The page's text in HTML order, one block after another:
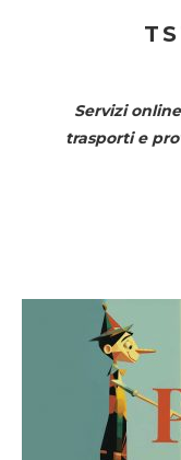
Servizi
trasporti e